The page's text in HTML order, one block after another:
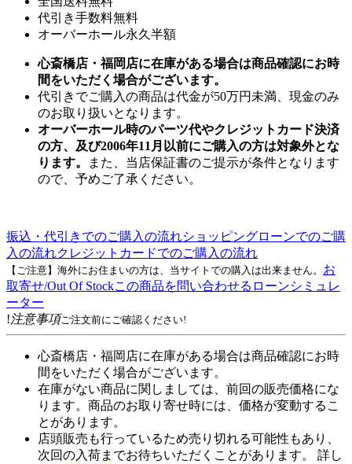
代引き手数料無料
オーバーホール永久半額
心斎橋店・福岡店に在庫がある場合は商品確認にお時
間をいただく場合がございます。
代引きでご購入の商品は代金が50万円未満、現金のみ
のお取り扱いとなります。
オーバーホール時のパーツ代やクレジットカード決済
の方、及び2006年11月以前にご購入の方は対象外とな
ります。
また、当店保証書のご提示が条件となります
ので、予めご了承ください。
振込・代引きでのご購入の流れショッピングローンでのご購
入の流れクレジットカードでのご購入の流れ
【ご注意】海外にお住まいの方は、当サイトでの購入は出来ません。 お
取寄せ/Out Of Stockこの商品を問い合わせる ローンシミュレ
ーター
!注意事項ご注文前にご確認ください!
心斎橋店・福岡店に在庫がある場合は商品確認にお時
間をいただく場合がございます。
在庫がない商品に関しましては、前回の販売価格にな
ります。商品のお取り寄せ時には、価格が変動するこ
とがあります。
店頭販売も行っているため売り切れる可能性もあり、
次回の入荷までお待ちいただくことがあります。 詳し